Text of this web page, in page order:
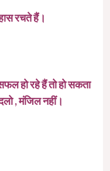
रचते हैं।
हो रहे हैं तो हो सकता
, मंजिल नहीं।